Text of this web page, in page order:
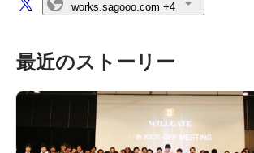
works.sagooo.com +4
最近のストーリー